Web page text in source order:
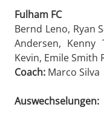
Fulham FC
Bernd Leno, Ryan
Andersen, Kenny
Kevin, Emile Smith
Coach: Marco Silva
Auswechselungen: